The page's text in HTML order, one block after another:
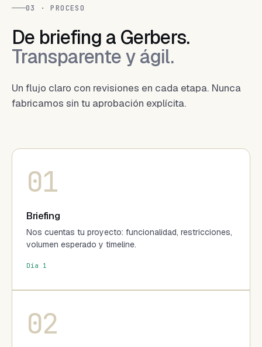
03 · PROCESO
De briefing a Gerbers.
Transparente y ágil.
Un flujo claro con revisiones en cada etapa. Nunca
fabricamos sin tu aprobación explícita.
01
Briefing
Nos cuentas tu proyecto: funcionalidad, restricciones,
volumen esperado y timeline.
Día 1
02